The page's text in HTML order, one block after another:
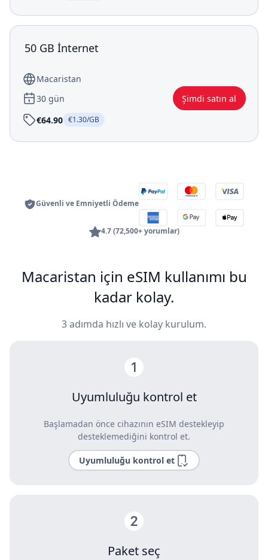
50 GB İnternet
Macaristan
30 gün
Şimdi satın al
€64.90 €1.30/GB
Güvenli ve Emniyetli Ödeme
4.7 (72,500+ yorumlar)
Macaristan için eSIM kullanımı bu
kadar kolay.
3 adımda hızlı ve kolay kurulum.
Uyumluluğu kontrol et
Başlamadan önce cihazının eSIM destekleyip
desteklemediğini kontrol et.
Uyumluluğu kontrol et
Paket seç